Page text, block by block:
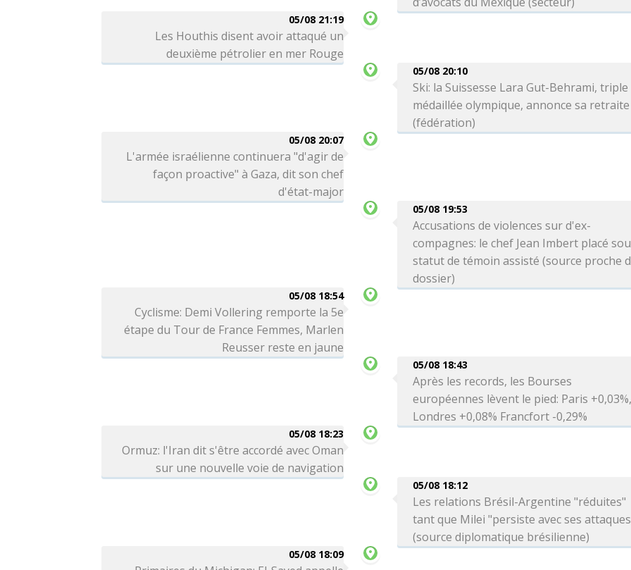
05/08 21:19
Les Houthis disent avoir attaqué un
deuxième pétrolier en mer Rouge
05/08 20:10
Ski: la Suissesse Lara Gut-Behrami, triple
médaillée olympique, annonce sa retraite
(fédération)
05/08 20:07
L'armée israélienne continuera "d'agir de
façon proactive" à Gaza, dit son chef
d'état-major
05/08 19:53
Accusations de violences sur d'ex-
compagnes: le chef Jean Imbert placé
statut de témoin assisté (source proche
dossier)
05/08 18:54
Cyclisme: Demi Vollering remporte la 5e
étape du Tour de France Femmes, Marlen
Reusser reste en jaune
05/08 18:43
Après les records, les Bourses
européennes lèvent le pied: Paris
Londres +0,08% Francfort -0,29%
05/08 18:23
Ormuz: l'Iran dit s'être accordé avec Oman
sur une nouvelle voie de navigation
05/08 18:12
Les relations Brésil-Argentine "réduites"
tant que Milei "persiste avec ses
(source diplomatique brésilienne)
05/08 18:09